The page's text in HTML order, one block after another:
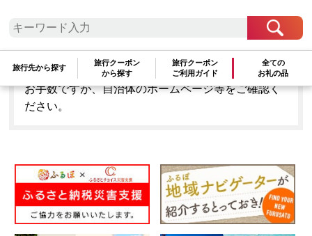
旅行先から探す
旅行クーポン
から探す
旅行クーポン
ご利用ガイド
全ての
お礼の品
「熊本県津奈木町」はふるぽからお申込みをするこ
とはできません。
お手数ですが、自治体のホームページ等をご確認く
ださい。